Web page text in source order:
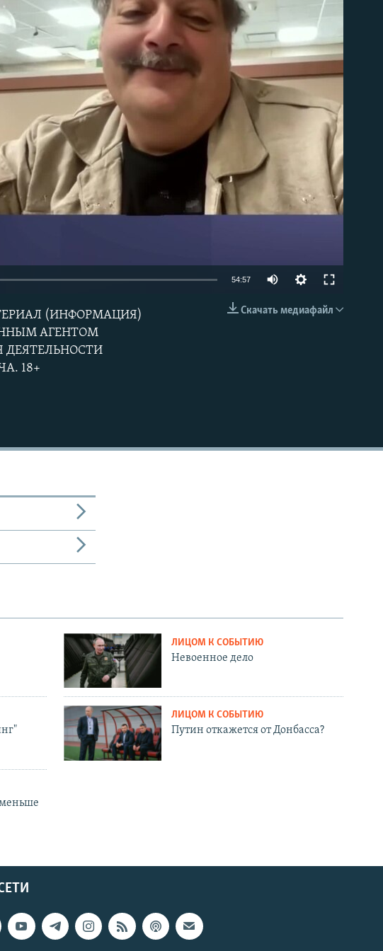
EMBED
available
54:57
Скачать медиафайл
(ИНФОРМАЦИЯ)
АГЕНТОМ
18+
ЛИЦОМ К СОБЫТИЮ
Невоенное дело
ЛИЦОМ К СОБЫТИЮ
Путин откажется от Донбасса?